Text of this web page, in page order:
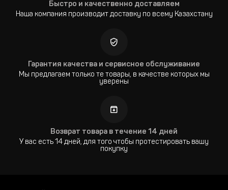
Быстро и качественно доставляем
Наша компания производит доставку по всему Казахстану
Гарантия качества и сервисное обслуживание
Мы предлагаем только те товары, в качестве которых мы
уверены
Возврат товара в течение 14 дней
У вас есть 14 дней, для того чтобы протестировать вашу
покупку